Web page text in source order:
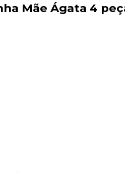
Mãe Ágata 4